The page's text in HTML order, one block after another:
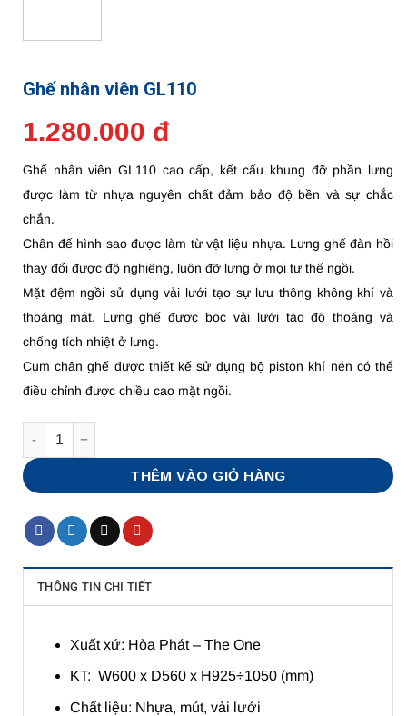
Ghế nhân viên GL110
1.280.000 đ
Ghế nhân viên GL110 cao cấp, kết cấu khung đỡ phần lưng
được làm từ nhựa nguyên chất đảm bảo độ bền và sự chắc
chắn.
Chân đế hình sao được làm từ vật liệu nhựa. Lưng ghế đàn hồi
thay đổi được độ nghiêng, luôn đỡ lưng ở mọi tư thế ngồi.
Mặt đệm ngồi sử dụng vải lưới tạo sự lưu thông không khí và
thoáng mát. Lưng ghế được bọc vải lưới tạo độ thoáng và
chống tích nhiệt ở lưng.
Cụm chân ghế được thiết kế sử dụng bộ piston khí nén có thể
điều chỉnh được chiều cao mặt ngồi.
THÊM VÀO GIỎ HÀNG
THÔNG TIN CHI TIẾT
Xuất xứ: Hòa Phát – The One
KT: W600 x D560 x H925÷1050 (mm)
Chất liệu: Nhựa, mút, vải lưới